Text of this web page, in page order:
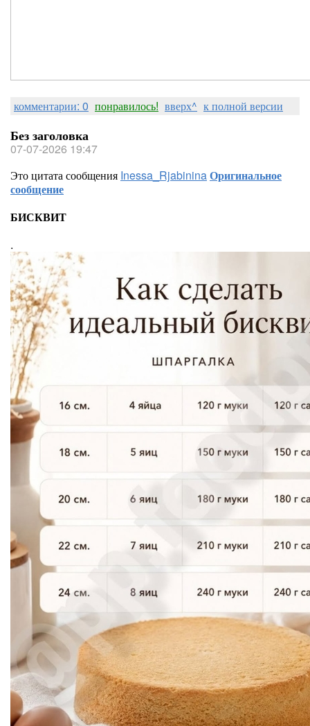
комментарии: 0 понравилось! вверх^ к полной версии
Без заголовка
07-07-2026 19:47
Это цитата сообщения Inessa_RjabininaОригинальное
сообщение
БИСКВИТ
.